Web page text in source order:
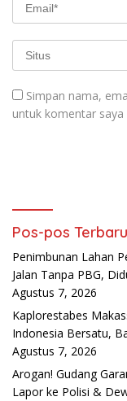
Simpan nama,
untuk komentar saya
Pos-pos Terbaru
Penimbunan Lahan
Jalan Tanpa PBG,
Agustus 7, 2026
Kaplorestabes
Indonesia Bersatu,
Agustus 7, 2026
Arogan! Gudang
Lapor ke Polisi &